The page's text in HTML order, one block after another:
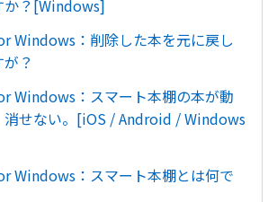
か？[Windows]
Windows：削除した本を元に戻し
？
Windows：スマート本棚の本が動
消せない。[iOS / Android / Windows
Windows：スマート本棚とは何で